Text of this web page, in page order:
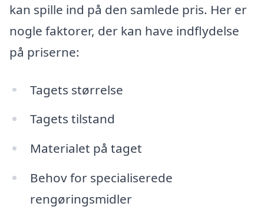
kan spille ind på den samlede pris. Her er
nogle faktorer, der kan have indflydelse
på priserne:
Tagets størrelse
Tagets tilstand
Materialet på taget
Behov for specialiserede
rengøringsmidler